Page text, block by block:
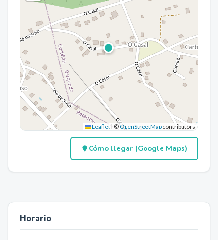
Leaflet | ©OpenStreetMap contributors
Cómo llegar (Google Maps)
Horario